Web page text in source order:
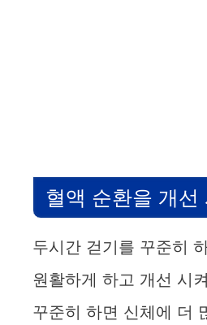
혈액 순환을 개선
두시간 걷기를 꾸준히
원활하게 하고 개선 시
꾸준히 하면 신체에 더